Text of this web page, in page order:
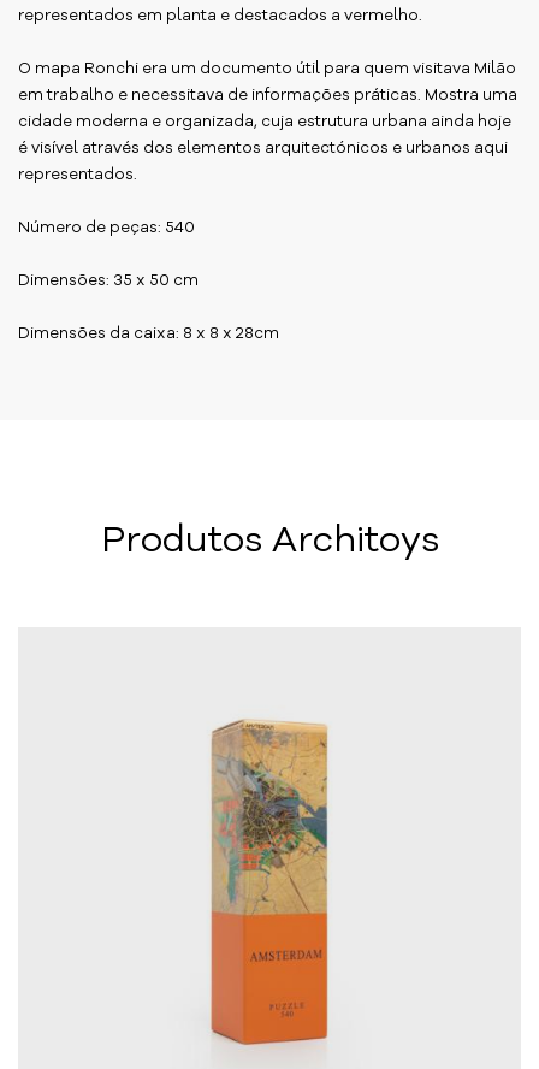
representados em planta e destacados a vermelho.
O mapa Ronchi era um documento útil para quem visitava Milão
em trabalho e necessitava de informações práticas. Mostra uma
cidade moderna e organizada, cuja estrutura urbana ainda hoje
é visível através dos elementos arquitectónicos e urbanos aqui
representados.
Número de peças: 540
Dimensões: 35 x 50 cm
Dimensões da caixa: 8 x 8 x 28cm
Produtos Architoys